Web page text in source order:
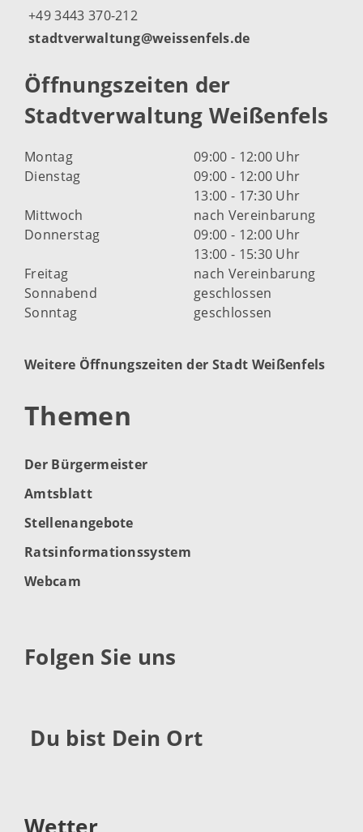
+49 3443 370-212
stadtverwaltung@weissenfels.de
Öffnungszeiten der
Stadtverwaltung Weißenfels
Montag
09:00 - 12:00 Uhr
Dienstag
09:00 - 12:00 Uhr
13:00 - 17:30 Uhr
Mittwoch
nach Vereinbarung
Donnerstag
09:00 - 12:00 Uhr
13:00 - 15:30 Uhr
Freitag
nach Vereinbarung
Sonnabend
geschlossen
Sonntag
geschlossen
Weitere Öffnungszeiten der Stadt Weißenfels
Themen
Der Bürgermeister
Amtsblatt
Stellenangebote
Ratsinformationssystem
Webcam
Folgen Sie uns
Du bist Dein Ort